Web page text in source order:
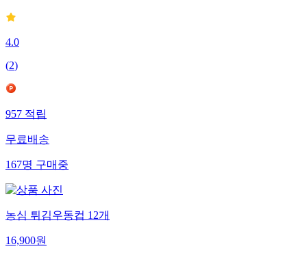
4.0
(2)
957 적립
무료배송
167명 구매중
농심 튀김우동컵 12개
16,900원